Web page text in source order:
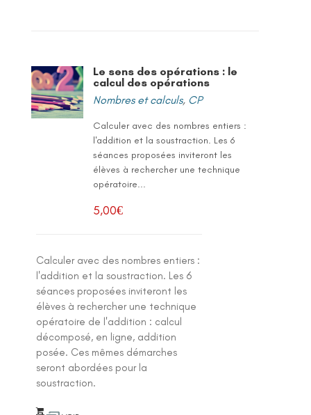
Le sens des opérations : le
calcul des opérations
Nombres et calculs, CP
Calculer avec des nombres entiers :
l'addition et la soustraction. Les 6
séances proposées inviteront les
élèves à rechercher une technique
opératoire...
5,00€
Calculer avec des nombres entiers :
l'addition et la soustraction. Les 6
séances proposées inviteront les
élèves à rechercher une technique
opératoire de l'addition : calcul
décomposé, en ligne, addition
posée. Ces mêmes démarches
seront abordées pour la
soustraction.